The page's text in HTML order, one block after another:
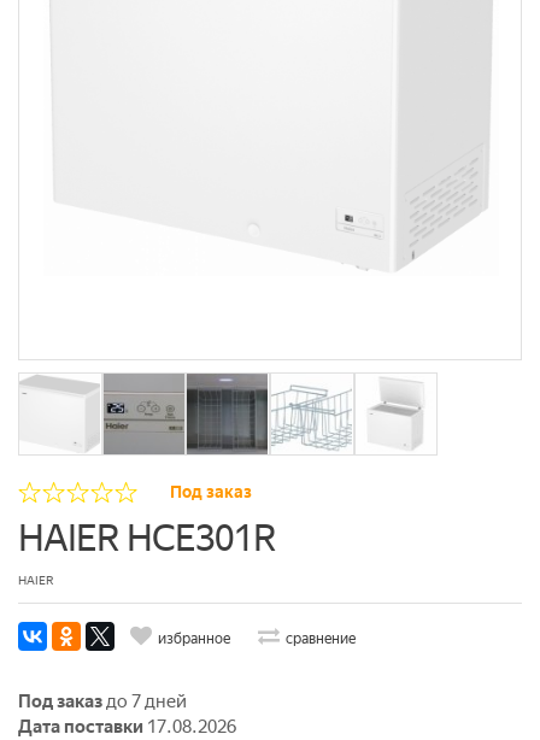
Под заказ
HAIER HCE301R
HAIER
избранное сравнение
Под заказдо 7 дней
Дата поставки 17.08.2026